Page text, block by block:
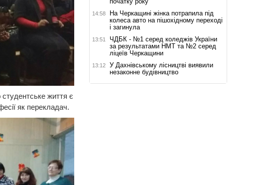
життя є
як перекладач.
14:58
На Черкащині жінка потрапила під
колеса авто на пішохідному переході
і загинула
13:51
ЧДБК - №1 серед коледжів України
за результатами НМТ та №2 серед
ліцеїв Черкащини
13:12
У Дахнівському лісництві виявили
незаконне будівництво